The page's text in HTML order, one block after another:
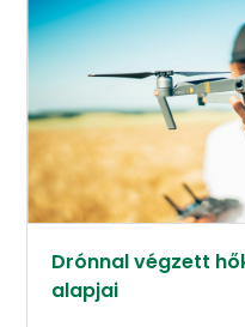
Drónnal végzett
alapjai